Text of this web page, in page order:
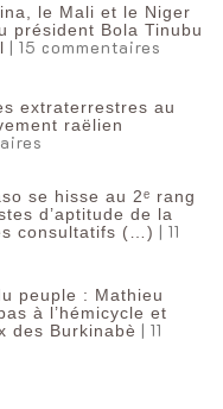
le Mali et le Niger
président Bola Tinubu
| 15 commentaires
extraterrestres au
raëlien
se hisse au 2ᵉ rang
d’aptitude de la
consultatifs (…) | 11
peuple : Mathieu
à l’hémicycle et
des Burkinabè | 11